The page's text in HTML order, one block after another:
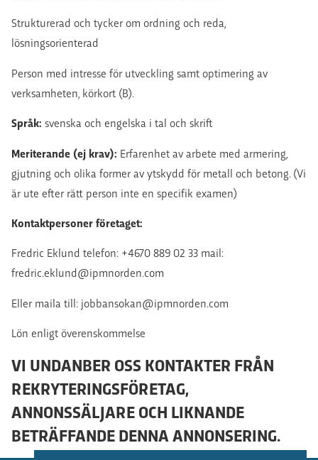
Strukturerad och tycker om ordning och reda,
lösningsorienterad
Person med intresse för utveckling samt optimering av
verksamheten, körkort (B).
Språk: svenska och engelska i tal och skrift
Meriterande (ej krav): Erfarenhet av arbete med armering,
gjutning och olika former av ytskydd för metall och betong. (Vi
är ute efter rätt person inte en specifik examen)
Kontaktpersoner företaget:
Fredric Eklund telefon: +4670 889 02 33 mail:
fredric.eklund@ipmnorden.com
Eller maila till: jobbansokan@ipmnorden.com
Lön enligt överenskommelse
VI UNDANBER OSS KONTAKTER FRÅN
REKRYTERINGSFÖRETAG,
ANNONSSÄLJARE OCH LIKNANDE
BETRÄFFANDE DENNA ANNONSERING.